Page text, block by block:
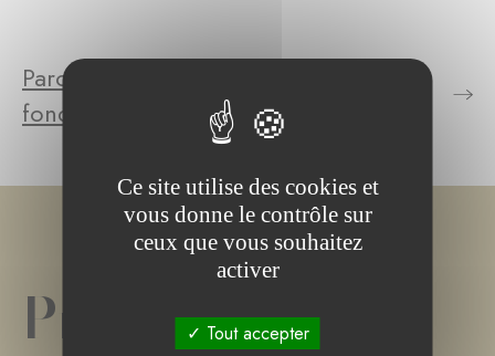
Parcourez le(s) projet(s) de la
fondation
Projet(s) de
Ce site utilise des cookies et
vous donne le contrôle sur
ceux que vous souhaitez
activer
Tout accepter